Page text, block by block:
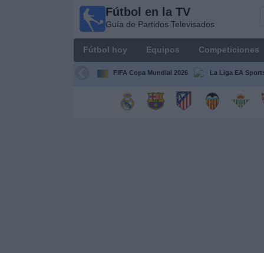
Fútbol en la TV
Guía de Partidos Televisados
Fútbol hoy Equipos Competiciones
FIFA Copa Mundial 2026 La Liga EA